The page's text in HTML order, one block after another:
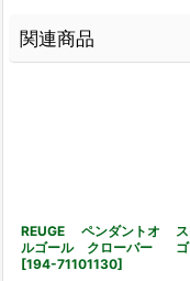
関連商品
REUGE ペンダントオ
ルゴール クローバー
[194-71101130]